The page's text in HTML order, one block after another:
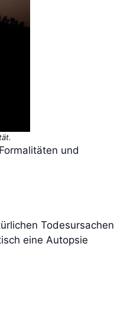
und
Todesursachen
eine Autopsie